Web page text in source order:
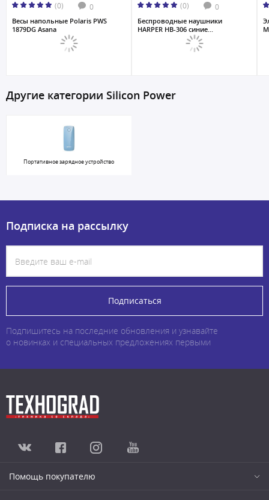
(0) 0
Весы напольные Polaris PWS
1879DG Asana
(0) 0
Беспроводные наушники
HARPER HB-306 синие...
Другие категории Silicon Power
Портативное зарядное устройство
Подписка на рассылку
Подписаться
Подпишитесь на последние обновления и узнавайте
о новинках и специальных предложениях первыми
Помощь покупателю